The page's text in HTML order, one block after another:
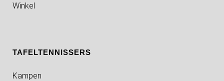
Winkel
TAFELTENNISSERS
Kampen